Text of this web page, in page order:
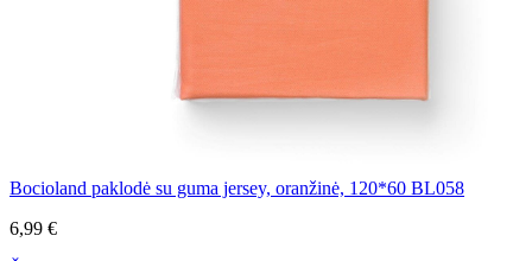
Bocioland paklodė su guma jersey, oranžinė, 120*60 BL058
6,99 €